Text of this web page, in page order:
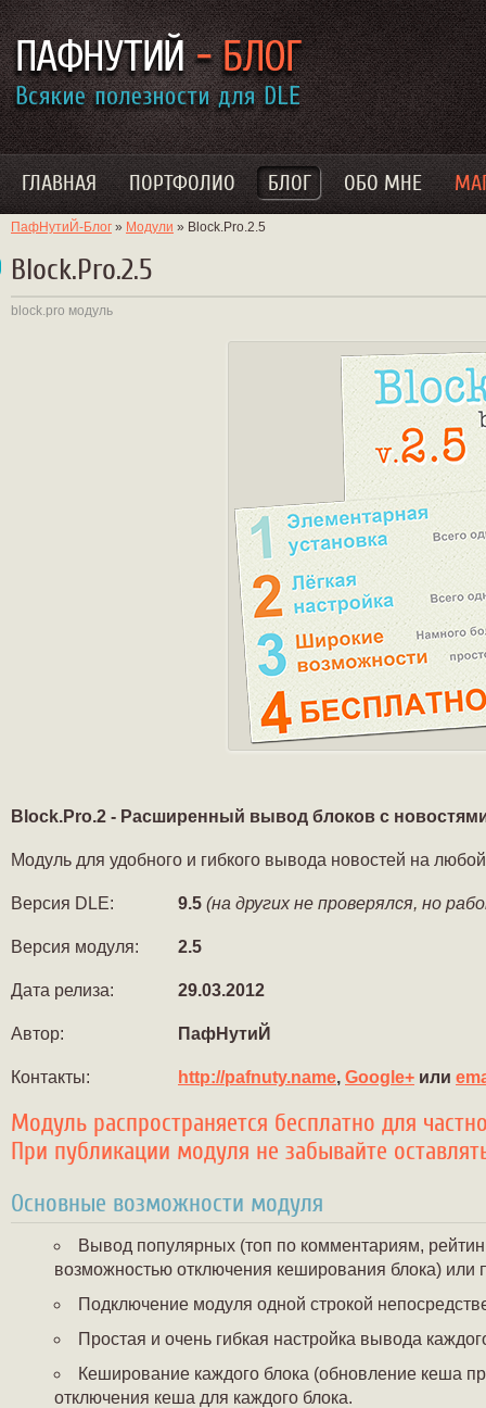
ГЛАВНАЯ ПОРТФОЛИО БЛОГ ОБО МНЕ
ПафНутиЙ-Блог » Модули » Block.Pro.2.5
Block.Pro.2.5
block.pro модуль
Block.Pro.2 - Расширенный вывод блоков с
Модуль для удобного и гибкого вывода новостей на
Версия DLE: 9.5 (на других не проверялся, но
Версия модуля: 2.5
Дата релиза: 29.03.2012
Автор: ПафНутиЙ
Контакты: http://pafnuty.name, Google+ или
Модуль распространяется бесплатно для
При публикации модуля не забывайте
Основные возможности модуля
Вывод популярных (топ по комментариям,
возможностью отключения кеширования блока) или
Подключение модуля одной строкой
Простая и очень гибкая настройка вывода
Кеширование каждого блока (обновление кеша
отключения кеша для каждого блока.